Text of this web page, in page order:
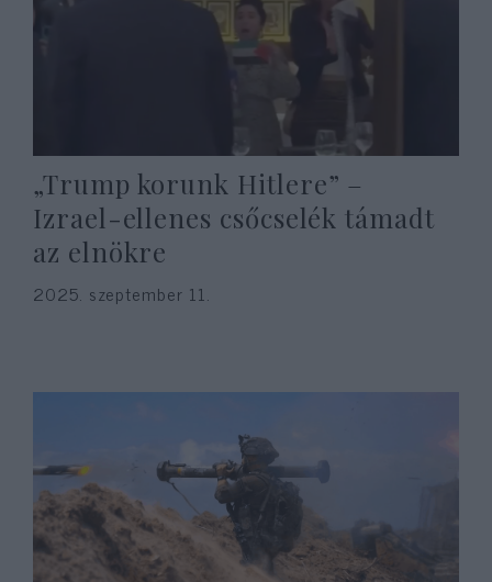
„Trump korunk Hitlere” –
Izrael-ellenes csőcselék támadt
az elnökre
2025. szeptember 11.